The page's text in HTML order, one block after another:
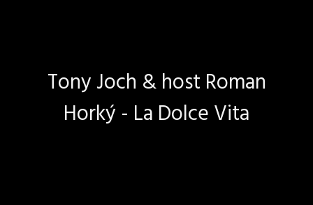
Tony Joch & host Roman
Horký - La Dolce Vita